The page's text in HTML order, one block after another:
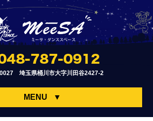
埼玉県桶川市大字川田谷2427-2
MENU ▼